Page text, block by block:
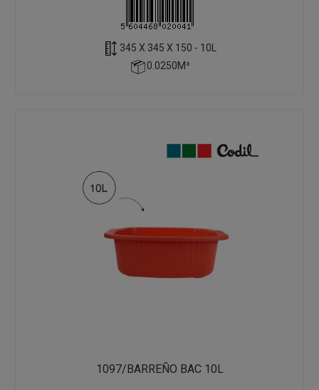
345 X 345 X 150 - 10L
0.0250M³
1097/BARREÑO BAC 10L